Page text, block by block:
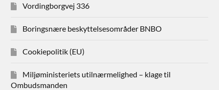
Vordingborgvej 336
Boringsnære beskyttelsesområder BNBO
Cookiepolitik (EU)
Miljøministeriets utilnærmelighed – klage til
Ombudsmanden